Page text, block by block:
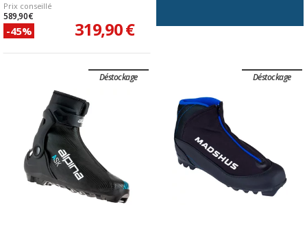
Prix conseillé
589,90 €
-45% 319,90 €
Déstockage Déstockage